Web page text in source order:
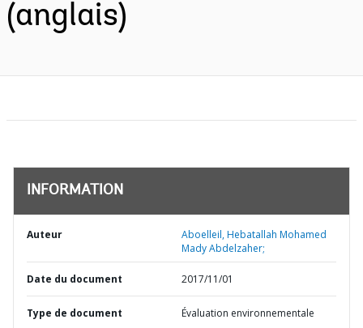
(anglais)
INFORMATION
Auteur
Aboelleil, Hebatallah Mohamed
Mady Abdelzaher;
Date du document 2017/11/01
Type de document Évaluation environnementale